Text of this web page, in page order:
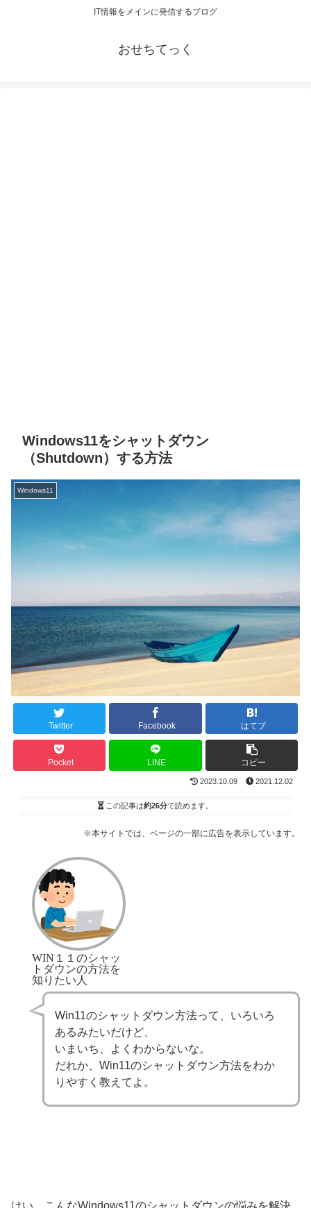
IT情報をメインに発信するブログ
おせちてっく
Windows11をシャットダウン
（Shutdown）する方法
Windows11
Twitter Facebook はてブ
Pocket LINE コピー
2023.10.09 2021.12.02
この記事は約26分で読めます。
※本サイトでは、ページの一部に広告を表示しています。
WIN１１のシャッ
トダウンの方法を
知りたい人
Win11のシャットダウン方法って、いろいろ
あるみたいだけど、
いまいち、よくわからないな。
だれか、Win11のシャットダウン方法をわか
りやすく教えてよ。